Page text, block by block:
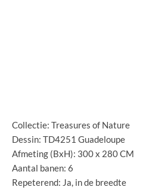
Collectie: Treasures of Nature
Dessin: TD4251 Guadeloupe
Afmeting (BxH): 300 x 280 CM
Aantal banen: 6
Repeterend: Ja, in de breedte